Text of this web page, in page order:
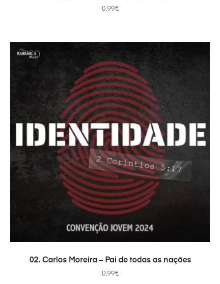
0.99€
ADICIONAR
02. Carlos Moreira – Pai de todas as nações
0.99€